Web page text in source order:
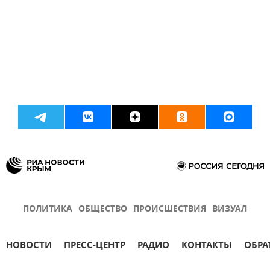
ПОЛИТИКА ОБЩЕСТВО ПРОИСШЕСТВИЯ ВИЗУАЛ
НОВОСТИ ПРЕСС-ЦЕНТР РАДИО КОНТАКТЫ